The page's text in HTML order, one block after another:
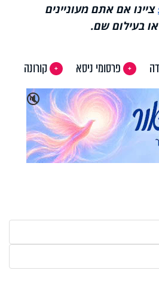
ציינו אם אתם מעוניינים
בעילום שם.
פרסומי ניסא
קורונה
🔇